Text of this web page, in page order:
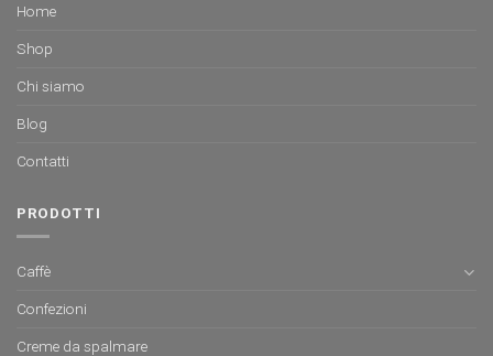
Home
Shop
Chi siamo
Blog
Contatti
PRODOTTI
Caffè
Confezioni
Creme da spalmare